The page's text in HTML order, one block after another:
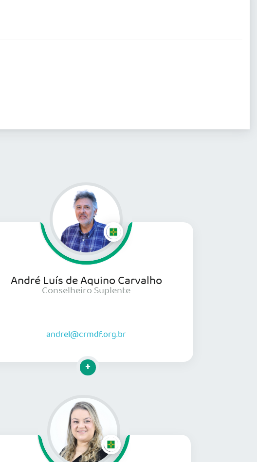
André Luís de Aquino Carvalho
Conselheiro Suplente
andrel@crmdf.org.br
Clique para mais informações